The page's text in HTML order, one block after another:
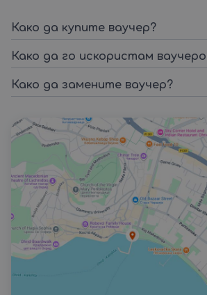
Како да купите ваучер?
Како да го искористам
Како да замените ваучер?